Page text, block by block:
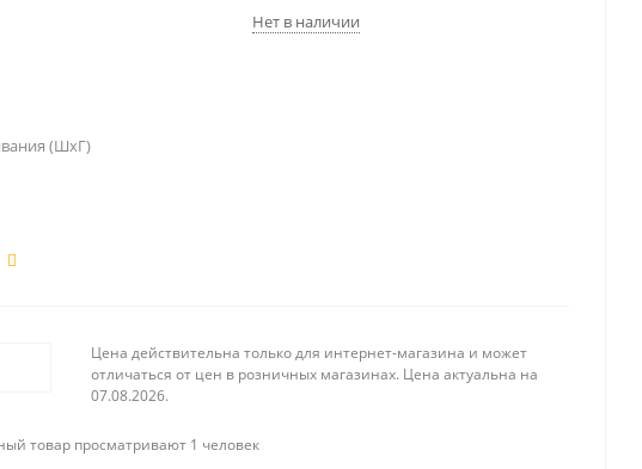
(ШхГ)
Нет в наличии
Цена действительна только для интернет-магазина и может
отличаться от цен в розничных магазинах. Цена актуальна на
07.08.2026.
товар просматривают 1 человек